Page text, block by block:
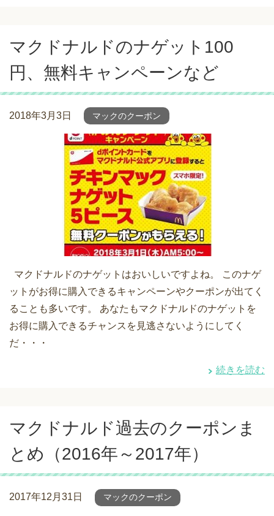
マクドナルドのナゲット100
円、無料キャンペーンなど
2018年3月3日 マックのクーポン
マクドナルドのナゲットはおいしいですよね。 このナゲ
ットがお得に購入できるキャンペーンやクーポンが出てく
ることも多いです。 あなたもマクドナルドのナゲットを
お得に購入できるチャンスを見逃さないようにしてく
だ・・・
続きを読む
マクドナルド過去のクーポンま
とめ（2016年～2017年）
2017年12月31日 マックのクーポン